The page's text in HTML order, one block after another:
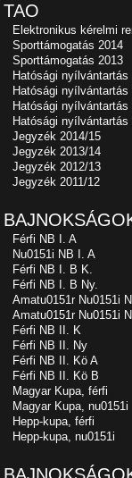
TAO
Elektronikus kérelmi
Sporttámogatás 2014
Sporttámogatás 2013
Hatósági nyílvántartás
Hatósági nyílvántartás
Hatósági nyílvántartás
Hatósági nyílvántartás
Jegyzék 2014/15
Jegyzék 2013/14
Jegyzék 2012/13
Jegyzék 2011/12
Férfi NB I. A
Nu0151i NB I. A
Férfi NB I. B K.
Férfi NB I. B Ny.
Amatu0151r Nu0151i
Amatu0151r Nu0151i
Férfi NB II. K
Férfi NB II. Ny
Férfi NB II. Kö A
Férfi NB II. Kö B
Magyar Kupa, férfi
Magyar Kupa, nu0151i
Hepp-kupa, férfi
Hepp-kupa, nu0151i